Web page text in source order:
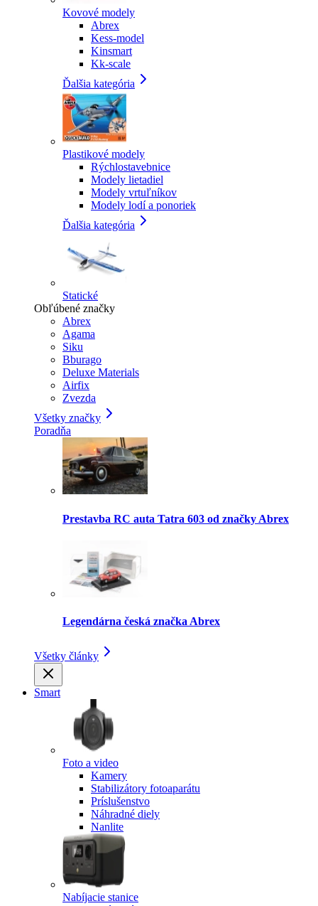
Kovové modely
Abrex
Kess-model
Kinsmart
Kk-scale
Ďalšia kategória
Plastikové modely
Rýchlostavebnice
Modely lietadiel
Modely vrtuľníkov
Modely lodí a ponoriek
Ďalšia kategória
Statické
Obľúbené značky
Abrex
Agama
Siku
Bburago
Deluxe Materials
Airfix
Zvezda
Všetky značky
Poradňa
Prestavba RC auta Tatra 603 od značky Abrex
Legendárna česká značka Abrex
Všetky články
Smart
Foto a video
Kamery
Stabilizátory fotoaparátu
Príslušenstvo
Náhradné diely
Nanlite
Nabíjacie stanice